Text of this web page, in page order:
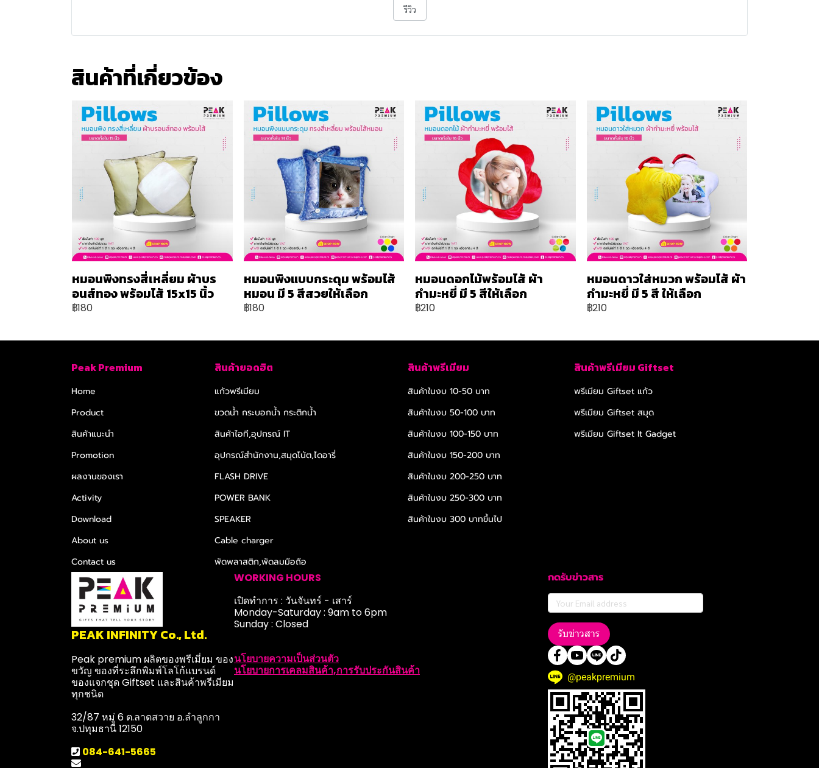
รีวิว
สินค้าที่เกี่ยวข้อง
หมอนพิงทรงสี่เหลี่ยม ผ้าบร
อนส์ทอง พร้อมไส้ 15x15 นิ้ว
฿180
หมอนพิงแบบกระดุม พร้อมไส้
หมอน มี 5 สีสวยให้เลือก
฿180
หมอนดอกไม้พร้อมไส้ ผ้า
กำมะหยี่ มี 5 สีให้เลือก
฿210
หมอนดาวใส่หมวก พร้อมไส้ ผ้า
กำมะหยี่ มี 5 สี ให้เลือก
฿210
Peak Premium
Home
Product
สินค้าแนะนำ
Promotion
ผลงานของเรา
Activity
Download
About us
Contact us
สินค้ายอดฮิต
แก้วพรีเมียม
ขวดน้ำ กระบอกน้ำ กระติกน้ำ
สินค้าไอที,อุปกรณ์ IT
อุปกรณ์สำนักงาน,สมุดโน้ต,ไดอารี่
FLASH DRIVE
POWER BANK
SPEAKER
Cable charger
พัดพลาสติก,พัดลมมือถือ
สินค้าพรีเมียม
สินค้าในงบ 10-50 บาท
สินค้าในงบ 50-100 บาท
สินค้าในงบ 100-150 บาท
สินค้าในงบ 150-200 บาท
สินค้าในงบ 200-250 บาท
สินค้าในงบ 250-300 บาท
สินค้าในงบ 300 บาทขึ้นไป
สินค้าพรีเมียม Giftset
พรีเมียม Giftset แก้ว
พรีเมียม Giftset สมุด
พรีเมียม Giftset It Gadget
PEAK INFINITY Co., Ltd.
Peak premium ผลิตของพรีเมี่ยม ของ
ขวัญ ของที่ระลึกพิมพ์โลโก้แบรนด์
ของแจกชุด Giftset และสินค้าพรีเมียม
ทุกชนิด
32/87 หมู่ 6 ต.ลาดสวาย อ.ลำลูกกา
จ.ปทุมธานี 12150
084-641-5665
WORKING HOURS
เปิดทำการ : วันจันทร์ - เสาร์
Monday-Saturday : 9am to 6pm
Sunday : Closed
นโยบายความเป็นส่วนตัว
นโยบายการเคลมสินค้า,การรับประกันสินค้า
กดรับข่าวสาร
รับข่าวสาร
@peakpremium